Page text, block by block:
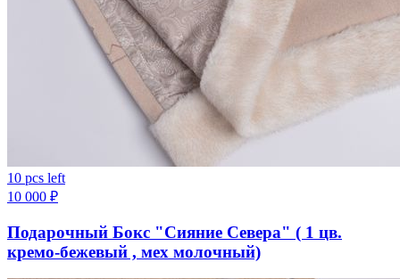
10 pcs left
10 000 ₽
Подарочный Бокс "Сияние Севера" ( 1 цв.
кремо-бежевый , мех молочный)